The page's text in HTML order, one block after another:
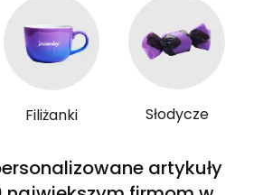
Filiżanki Słodycze
artykuły